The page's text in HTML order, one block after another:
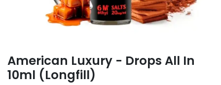
American Luxury - Drops All In
10ml (Longfill)